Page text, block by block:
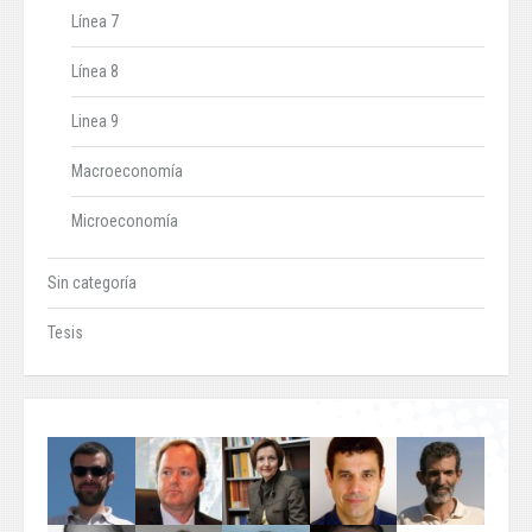
Línea 7
Línea 8
Linea 9
Macroeconomía
Microeconomía
Sin categoría
Tesis